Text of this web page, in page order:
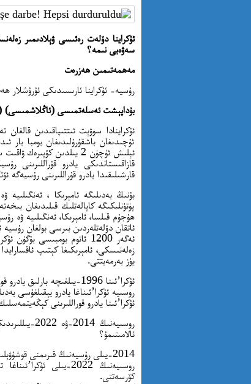
ئۇكراينا دۆلەت رەئىسى ۋېلادىمىر
سەۋەبى نىمە؟
مەھمەتىمىن ھەزرەت
رۇسيە- ئۇكراينا ئارىسىدىكى
بۇداپېشت ئەسلەتمىسى (ئاڭلاشمىسى) (1994-يىلى 12-ئاينىڭ 5-
ئۇچىدىغان باشقۇرۇلىدىغان بومبا بار
ئېلىش ئۈچۈن 2 يىلدىن
قازاقىستاندىكى يادرو قۇراللىرىنى
قارشىلىقىدا يادرو قۇراللىرىنى رۇسيەگە
بۇنىڭ بەدىلىگە ئامېرىكا ، ئەنگىلىيە
پۈتۈنلىكىگە كاپالەتلىك قىلىدىغان
ھۇجۇم قىلسا، ئامېرىكا، ئەنگىلىيە ۋە
ئاتقان دۆلەتلەردىن بىرسى بولغان
ئەگەر 1200 ئاتوم بومبىسى
يۈز بەرمەيتتى.
ئۇكرا’ئىنا 1996-يىلغىچە بارلىق يادرو قوراللىرىنى رۇسىيەگە يۆتكىدى.
روسىيە ئۇكرا’ئىناغا يادرو يېقىلغۇسى
ئۇكرا’ئىنا يادرو قوراللىرىنى
روسىيەنىڭ
ئالامىتىمۇ؟
2014-يىلى رۇسيەنىڭ قىرىمنى قوشۇۋېلىشى بۇداپېشت ئەسلەتمىسىگە بىۋاسىتە خىلاپلىق قىلغانلىق.
روسىيەنىڭ 2022-يىلى
كۆرسەتتى.